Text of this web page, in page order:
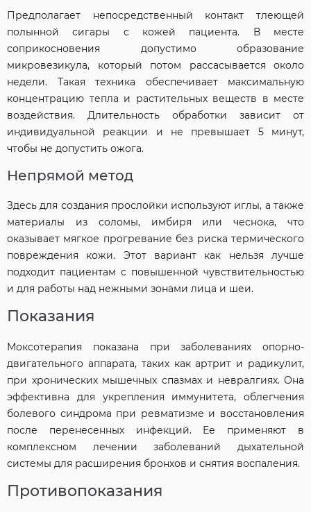
Предполагает непосредственный контакт тлеющей
полынной сигары с кожей пациента. В месте
соприкосновения допустимо образование
микровезикула, который потом рассасывается около
недели. Такая техника обеспечивает максимальную
концентрацию тепла и растительных веществ в месте
воздействия. Длительность обработки зависит от
индивидуальной реакции и не превышает 5 минут,
чтобы не допустить ожога.
Непрямой метод
Здесь для создания прослойки используют иглы, а также
материалы из соломы, имбиря или чеснока, что
оказывает мягкое прогревание без риска термического
повреждения кожи. Этот вариант как нельзя лучше
подходит пациентам с повышенной чувствительностью
и для работы над нежными зонами лица и шеи.
Показания
Моксотерапия показана при заболеваниях опорно-
двигательного аппарата, таких как артрит и радикулит,
при хронических мышечных спазмах и невралгиях. Она
эффективна для укрепления иммунитета, облегчения
болевого синдрома при ревматизме и восстановления
после перенесенных инфекций. Ее применяют в
комплексном лечении заболеваний дыхательной
системы для расширения бронхов и снятия воспаления.
Противопоказания